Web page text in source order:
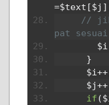
=$text [$j
//
pat
        $i
}
      $i
      $j
if (